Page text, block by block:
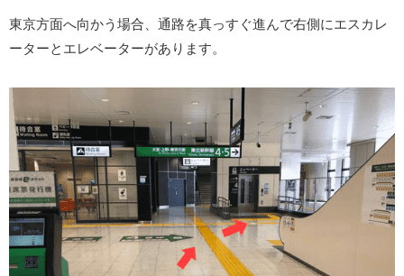
東京方面へ向かう場合、通路を真っすぐ進んで右側にエスカレ
ーターとエレベーターがあります。